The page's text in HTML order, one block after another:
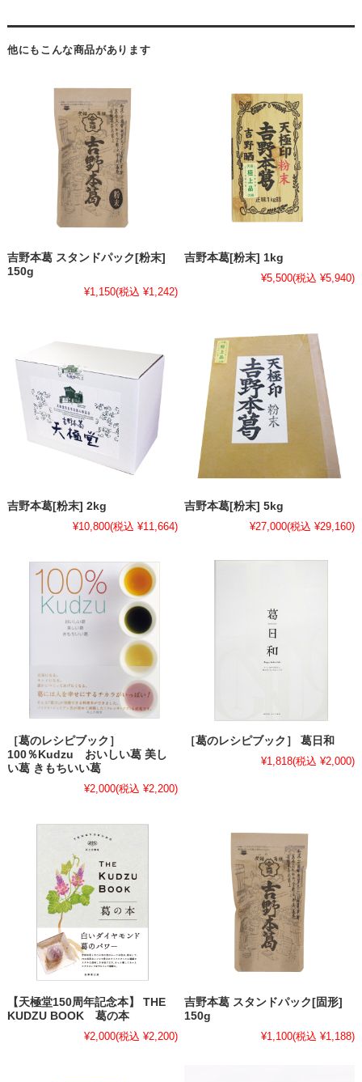
他にもこんな商品があります
吉野本葛 スタンドパック[粉末]
150g
¥1,150(税込 ¥1,242)
吉野本葛[粉末] 1kg
¥5,500(税込 ¥5,940)
吉野本葛[粉末] 2kg
¥10,800(税込 ¥11,664)
吉野本葛[粉末] 5kg
¥27,000(税込 ¥29,160)
［葛のレシピブック］
100％Kudzu おいしい葛 美し
い葛 きもちいい葛
¥2,000(税込 ¥2,200)
［葛のレシピブック］ 葛日和
¥1,818(税込 ¥2,000)
【天極堂150周年記念本】 THE
KUDZU BOOK 葛の本
¥2,000(税込 ¥2,200)
吉野本葛 スタンドパック[固形]
150g
¥1,100(税込 ¥1,188)